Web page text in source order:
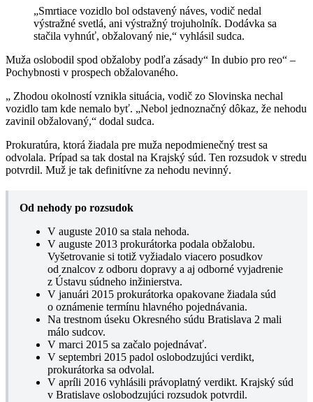
„Smrtiace vozidlo bol odstavený náves, vodič nedal
výstražné svetlá, ani výstražný trojuholník. Dodávka sa
stačila vyhnúť, obžalovaný nie,“ vyhlásil sudca.
Muža oslobodil spod obžaloby podľa zásady“ In dubio pro reo“ –
Pochybnosti v prospech obžalovaného.
„ Zhodou okolností vznikla situácia, vodič zo Slovinska nechal
vozidlo tam kde nemalo byť. „Nebol jednoznačný dôkaz, že nehodu
zavinil obžalovaný,“ dodal sudca.
Prokuratúra, ktorá žiadala pre muža nepodmienečný trest sa
odvolala. Prípad sa tak dostal na Krajský súd. Ten rozsudok v stredu
potvrdil. Muž je tak definitívne za nehodu nevinný.
Od nehody po rozsudok
V auguste 2010 sa stala nehoda.
V auguste 2013 prokurátorka podala obžalobu.
Vyšetrovanie si totiž vyžiadalo viacero posudkov
od znalcov z odboru dopravy a aj odborné vyjadrenie
z Ústavu súdneho inžinierstva.
V januári 2015 prokurátorka opakovane žiadala súd
o oznámenie termínu hlavného pojednávania.
Na trestnom úseku Okresného súdu Bratislava 2 mali
málo sudcov.
V marci 2015 sa začalo pojednávať.
V septembri 2015 padol oslobodzujúci verdikt,
prokurátorka sa odvolal.
V apríli 2016 vyhlásili právoplatný verdikt. Krajský súd
v Bratislave oslobodzujúci rozsudok potvrdil.